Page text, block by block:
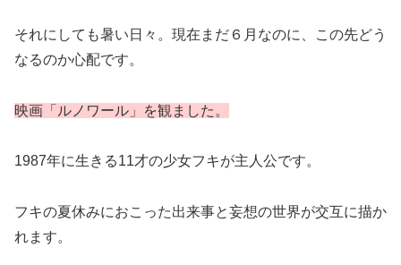
それにしても暑い日々。現在まだ６月なのに、この先どう
なるのか心配です。
映画「ルノワール」を観ました。
1987年に生きる11才の少女フキが主人公です。
フキの夏休みにおこった出来事と妄想の世界が交互に描か
れます。